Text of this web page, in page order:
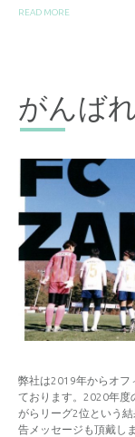
READ MORE
がんば
弊社は2019年からオフ
ております。2020年度
がらリーグ2位という
告メッセージも頂戴し